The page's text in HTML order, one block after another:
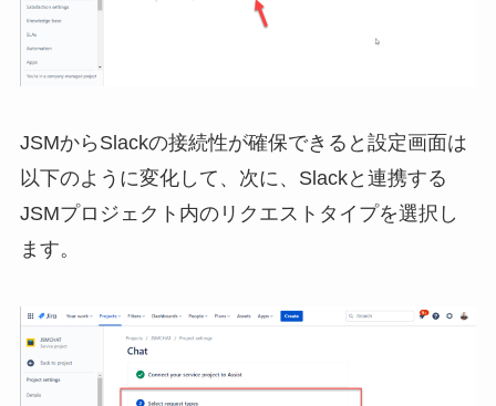
JSMからSlackの接続性が確保できると設定画面は
以下のように変化して、次に、Slackと連携する
JSMプロジェクト内のリクエストタイプを選択し
ます。